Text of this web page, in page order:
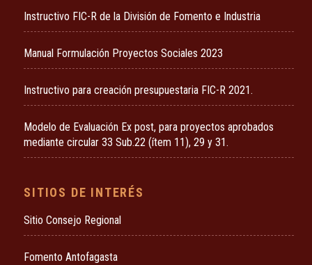
Instructivo FIC-R de la División de Fomento e Industria
Manual Formulación Proyectos Sociales 2023
Instructivo para creación presupuestaria FIC-R 2021.
Modelo de Evaluación Ex post, para proyectos aprobados
mediante circular 33 Sub.22 (ítem 11), 29 y 31.
SITIOS DE INTERÉS
Sitio Consejo Regional
Fomento Antofagasta